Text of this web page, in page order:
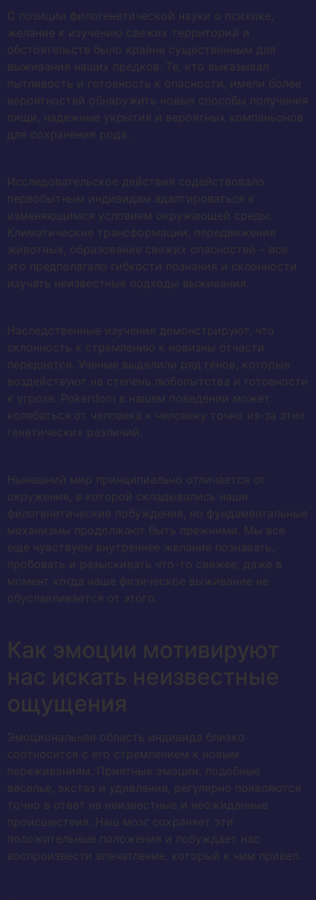
С позиции филогенетической науки о психике,
желание к изучению свежих территорий и
обстоятельств было крайне существенным для
выживания наших предков. Те, кто выказывал
пытливость и готовность к опасности, имели более
вероятностей обнаружить новые способы получения
пищи, надежные укрытия и вероятных компаньонов
для сохранения рода.
Исследовательское действия содействовало
первобытным индивидам адаптироваться к
изменяющимся условиям окружающей среды.
Климатические трансформации, передвижения
животных, образование свежих опасностей – все
это предполагало гибкости познания и склонности
изучать неизвестные подходы выживания.
Наследственные изучения демонстрируют, что
склонность к стремлению к новизны отчасти
передается. Ученые выделили ряд генов, которые
воздействуют на степень любопытства и готовности
к угрозе. Pokerdom в нашем поведении может
колебаться от человека к человеку точно из-за этих
генетических различий.
Нынешний мир принципиально отличается от
окружения, в которой складывались наши
филогенетические побуждения, но фундаментальные
механизмы продолжают быть прежними. Мы все
еще чувствуем внутреннее желание познавать,
пробовать и разыскивать что-то свежее, даже в
момент когда наше физическое выживание не
обуславливается от этого.
Как эмоции мотивируют
нас искать неизвестные
ощущения
Эмоциональная область индивида близко
соотносится с его стремлением к новым
переживаниям. Приятные эмоции, подобные
веселье, экстаз и удивление, регулярно появляются
точно в ответ на неизвестные и неожиданные
происшествия. Наш мозг сохраняет эти
положительные положения и побуждает нас
воспроизвести впечатление, который к ним привел.